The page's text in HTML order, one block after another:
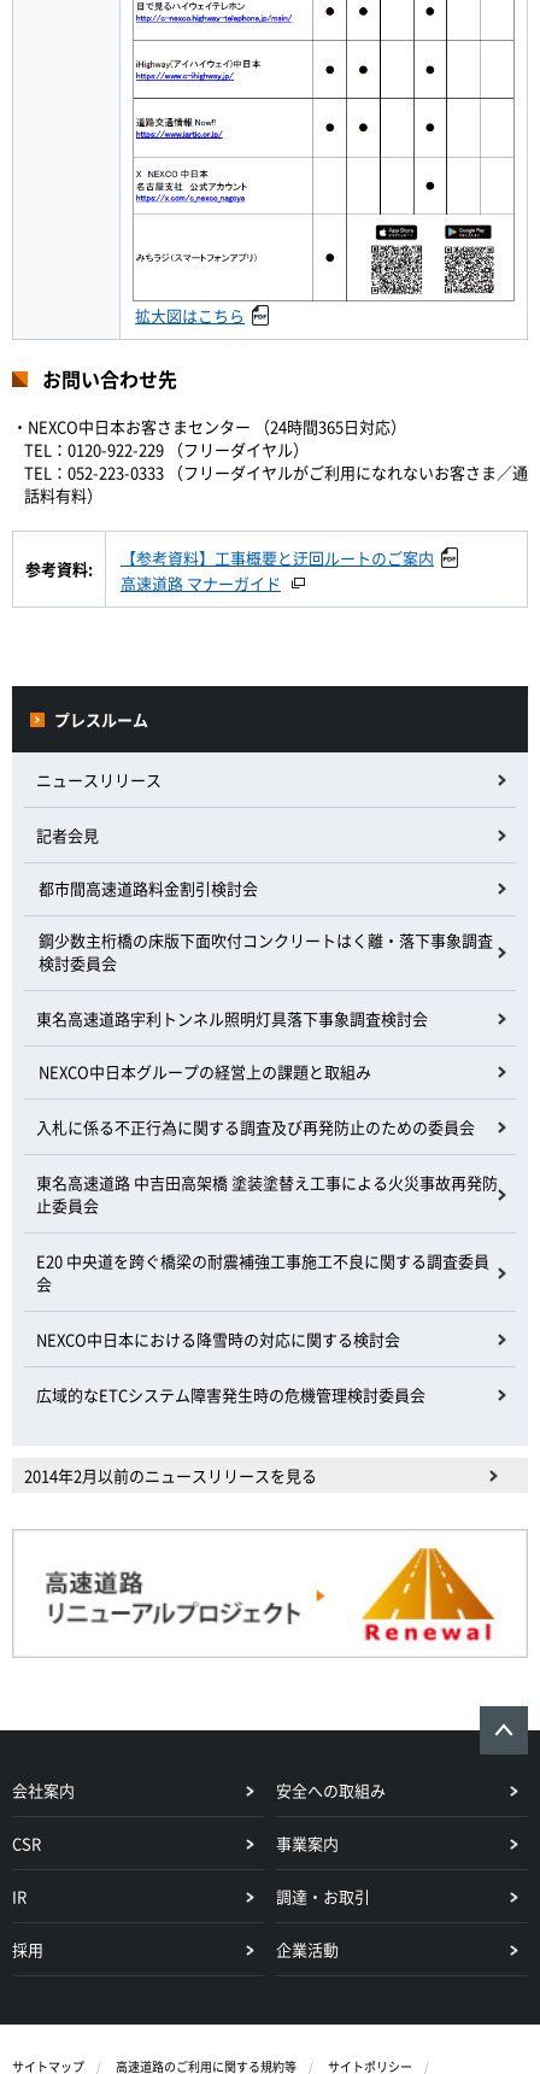
拡大図はこちら
お問い合わせ先
・NEXCO中日本お客さまセンター （24時間365日対応）
TEL：0120-922-229 （フリーダイヤル）
TEL：052-223-0333 （フリーダイヤルがご利用になれないお客さま／通
話料有料）
参考資料:
【参考資料】工事概要と迂回ルートのご案内
高速道路 マナーガイド
プレスルーム
ニュースリリース
記者会見
都市間高速道路料金割引検討会
鋼少数主桁橋の床版下面吹付コンクリートはく離・落下事象調査
検討委員会
東名高速道路宇利トンネル照明灯具落下事象調査検討会
NEXCO中日本グループの経営上の課題と取組み
入札に係る不正行為に関する調査及び再発防止のための委員会
東名高速道路 中吉田高架橋 塗装塗替え工事による火災事故再発防
止委員会
E20 中央道を跨ぐ橋梁の耐震補強工事施工不良に関する調査委員
会
NEXCO中日本における降雪時の対応に関する検討会
広域的なETCシステム障害発生時の危機管理検討委員会
2014年2月以前のニュースリリースを見る
会社案内 安全への取組み
CSR 事業案内
IR 調達・お取引
採用 企業活動
サイトマップ 高速道路のご利用に関する規約等 サイトポリシー